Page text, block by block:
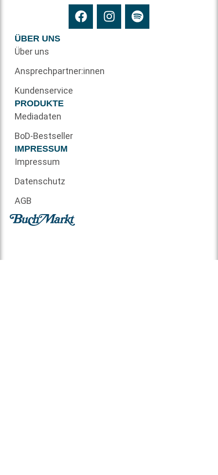
ÜBER UNS
Über uns
Ansprechpartner:innen
Kundenservice
PRODUKTE
Mediadaten
BoD-Bestseller
IMPRESSUM
Impressum
Datenschutz
AGB